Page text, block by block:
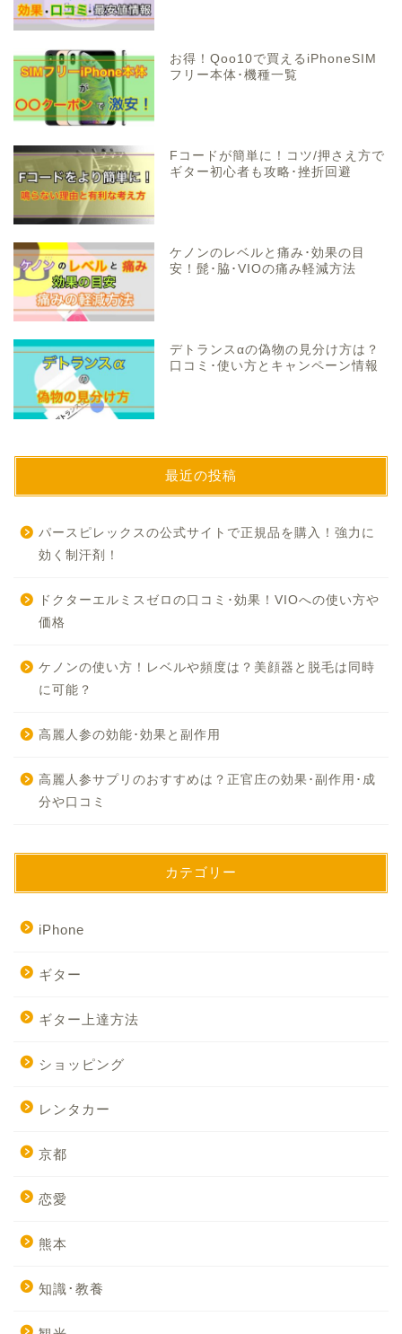
お得！Qoo10で買えるiPhoneSIM
フリー本体･機種一覧
Fコードが簡単に！コツ/押さえ方で
ギター初心者も攻略･挫折回避
ケノンのレベルと痛み･効果の目
安！髭･脇･VIOの痛み軽減方法
デトランスαの偽物の見分け方は？
口コミ･使い方とキャンペーン情報
最近の投稿
パースピレックスの公式サイトで正規品を購入！強力に
効く制汗剤！
ドクターエルミスゼロの口コミ･効果！VIOへの使い方や
価格
ケノンの使い方！レベルや頻度は？美顔器と脱毛は同時
に可能？
高麗人参の効能･効果と副作用
高麗人参サプリのおすすめは？正官庄の効果･副作用･成
分や口コミ
カテゴリー
iPhone
ギター
ギター上達方法
ショッピング
レンタカー
京都
恋愛
熊本
知識･教養